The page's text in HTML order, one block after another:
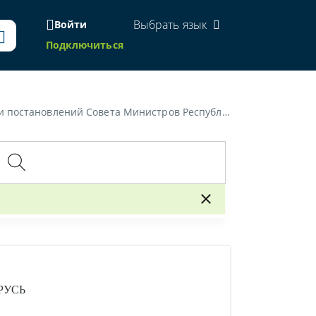
Войти
Подключиться
Выбрать язык
Совета Министров Республики Беларусь»